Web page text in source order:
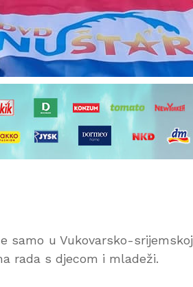
samo u Vukovarsko-srijemskoj
rada s djecom i mladeži.